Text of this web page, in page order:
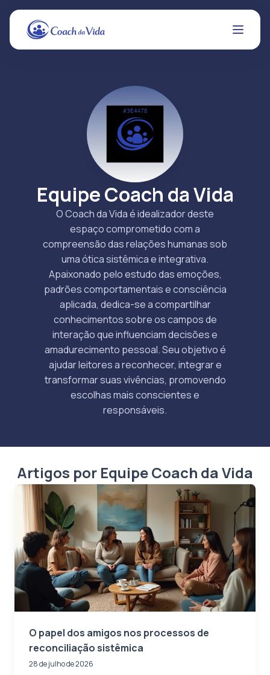
Equipe Coach da Vida
O Coach da Vida é idealizador deste
espaço comprometido com a
compreensão das relações humanas sob
uma ótica sistêmica e integrativa.
Apaixonado pelo estudo das emoções,
padrões comportamentais e consciência
aplicada, dedica-se a compartilhar
conhecimentos sobre os campos de
interação que influenciam decisões e
amadurecimento pessoal. Seu objetivo é
ajudar leitores a reconhecer, integrar e
transformar suas vivências, promovendo
escolhas mais conscientes e
responsáveis.
Artigos por Equipe Coach da Vida
O papel dos amigos nos processos de
reconciliação sistêmica
28 de julho de 2026